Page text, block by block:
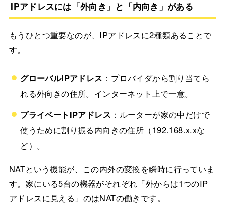
IPアドレスには「外向き」と「内向き」がある
もうひとつ重要なのが、IPアドレスに2種類あることで
す。
グローバルIPアドレス ：プロバイダから割り当てら
れる外向きの住所。インターネット上で一意。
プライベートIPアドレス ：ルーターが家の中だけで
使うために割り振る内向きの住所（192.168.x.xな
ど）。
NATという機能が、この内外の変換を瞬時に行っていま
す。家にいる5台の機器がそれぞれ「外からは1つのIP
アドレスに見える」のはNATの働きです。